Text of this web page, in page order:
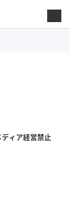
ィア経営禁止